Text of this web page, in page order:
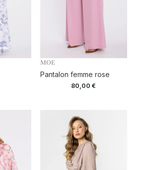
MOE
Pantalon femme rose
80,00€